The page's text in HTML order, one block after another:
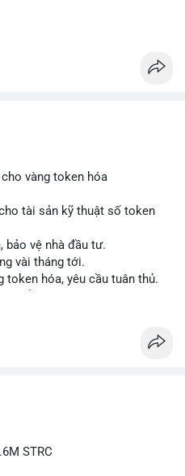
vàng token hóa
tài sản kỹ thuật số token
bảo vệ nhà đầu tư.
vài tháng tới.
token hóa, yêu cầu tuân thủ.
STRC